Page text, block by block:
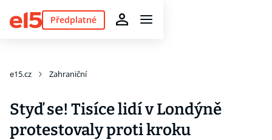
Předplatné
e15.cz Zahraniční
Styď se! Tisíce lidí v Londýně
protestovaly proti kroku